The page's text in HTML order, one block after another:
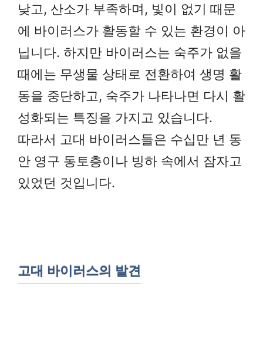
낮고, 산소가 부족하며, 빛이 없기 때문
에 바이러스가 활동할 수 있는 환경이 아
닙니다. 하지만 바이러스는 숙주가 없을
때에는 무생물 상태로 전환하여 생명 활
동을 중단하고, 숙주가 나타나면 다시 활
성화되는 특징을 가지고 있습니다.
따라서 고대 바이러스들은 수십만 년 동
안 영구 동토층이나 빙하 속에서 잠자고
있었던 것입니다.
고대 바이러스의 발견